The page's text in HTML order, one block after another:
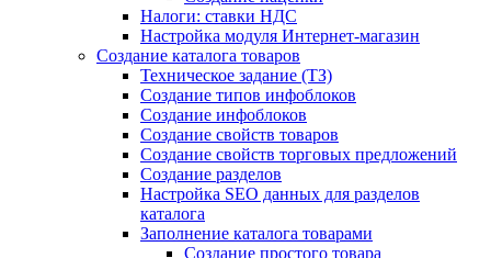
Налоги: ставки НДС
Настройка модуля Интернет-магазин
Создание каталога товаров
Техническое задание (ТЗ)
Создание типов инфоблоков
Создание инфоблоков
Создание свойств товаров
Создание свойств торговых предложений
Создание разделов
Настройка SEO данных для разделов
каталога
Заполнение каталога товарами
Создание простого товара